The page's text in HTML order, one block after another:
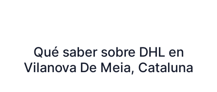
Qué saber sobre DHL en
Vilanova De Meia, Cataluna